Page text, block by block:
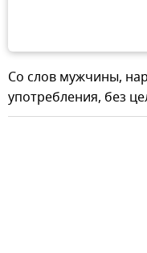
Со слов мужчины,
употребления, без